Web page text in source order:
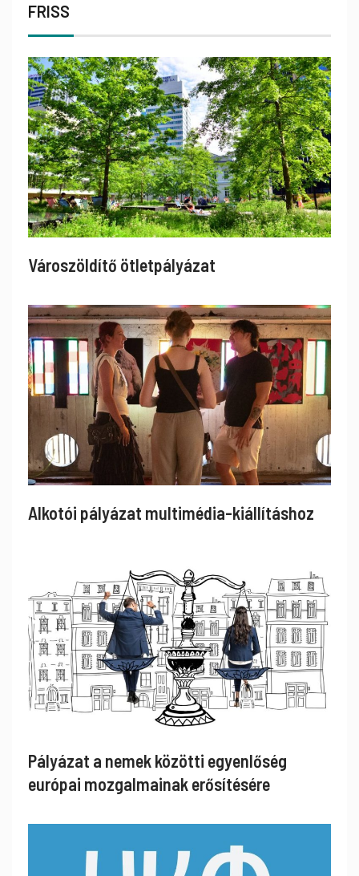
FRISS
Városzöldítő ötletpályázat
Alkotói pályázat multimédia-kiállításhoz
Pályázat a nemek közötti egyenlőség
európai mozgalmainak erősítésére